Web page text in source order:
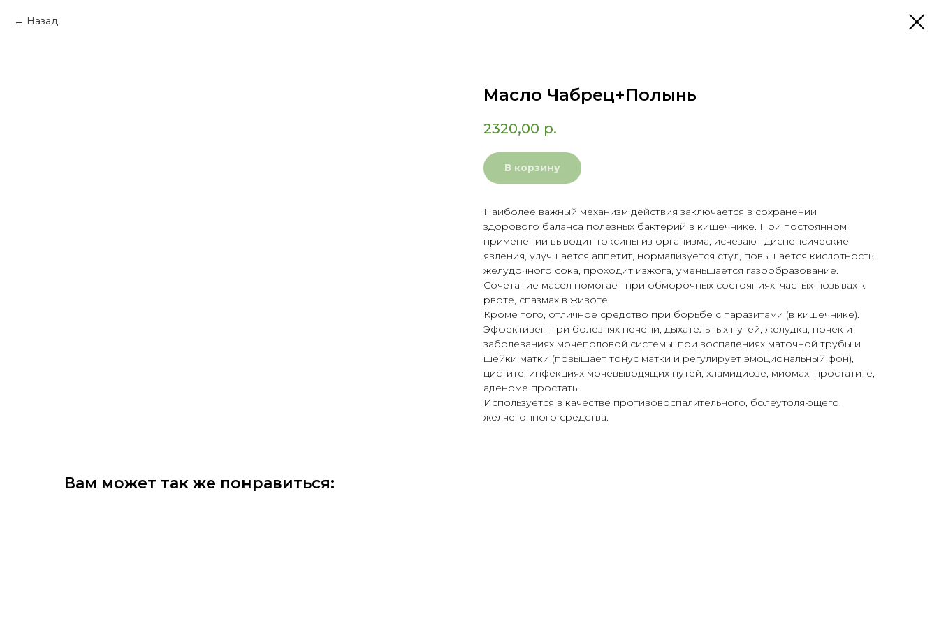
Назад
Масло Чабрец+Полынь
2320,00 р.
В корзину
Наиболее важный механизм действия заключается в сохранении
здорового баланса полезных бактерий в кишечнике. При постоянном
применении выводит токсины из организма, исчезают диспепсические
явления, улучшается аппетит, нормализуется стул, повышается кислотность
желудочного сока, проходит изжога, уменьшается газообразование.
Сочетание масел помогает при обморочных состояниях, частых позывах к
рвоте, спазмах в животе.
Кроме того, отличное средство при борьбе с паразитами (в кишечнике).
Эффективен при болезнях печени, дыхательных путей, желудка, почек и
заболеваниях мочеполовой системы: при воспалениях маточной трубы и
шейки матки (повышает тонус матки и регулирует эмоциональный фон),
цистите, инфекциях мочевыводящих путей, хламидиозе, миомах, простатите,
аденоме простаты.
Используется в качестве противовоспалительного, болеутоляющего,
желчегонного средства.
Вам может так же понравиться: